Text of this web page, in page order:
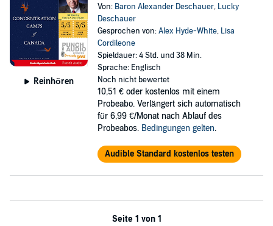
Reinhören
Von: Baron Alexander Deschauer, Lucky
Deschauer
Gesprochen von:Alex Hyde-White, Lisa
Cordileone
Spieldauer: 4 Std. und 38 Min.
Sprache: Englisch
Noch nicht bewertet
10,51 € oder kostenlos mit einem
Probeabo. Verlängert sich automatisch
für 6,99 €/Monat nach Ablauf des
Probeabos. Bedingungen gelten.
Audible Standard kostenlos testen
Seite 1 von 1